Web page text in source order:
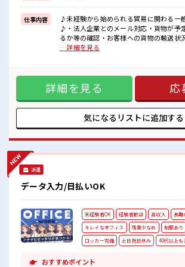
■職場の雰囲気
休憩室で自分タイム！
のんびりスマホチェック♪
持ち物が多いあなたにもぴったり☆
ロッカー付き職場♪
仕事内容
♪未経験から始められる貿易に関わる一
♪・法人企業とのメール対応・貨物が予
るか等の確認・お客様への貨物の輸送状
行※しっかり教えて頂けるので未経験で
のお仕事≫ 家族や友人と一緒にプライ
の方も大カンゲイ≫ 新しいことにチャレ
けど、 しっかり働く環境が整っています
UP・ステップUP目指していきましょう
ご提案≫ 一人で悩まず気軽に相談できる
場♪ 残業はほとんどなし！ プライベー
…詳細を見る
詳細を見る 応
気になるリストに追加する
派遣
データ入力/日払いOK
未経験者OK 経験者歓迎 高収入
長期
キレイなオフィス
残業少なめ 制服あり
ロッカー完備
土日祝日休み 40代以上も
おすすめポイント